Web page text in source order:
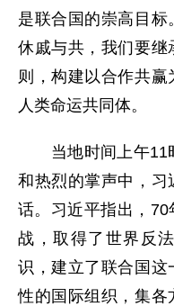
是联合国的崇高目标
休戚与共，我们要
则，构建以合作共
人类命运共同体。
当地时间上午11
和热烈的掌声中，
话。习近平指出，
战，取得了世界反
识，建立了联合国
性的国际组织，集各